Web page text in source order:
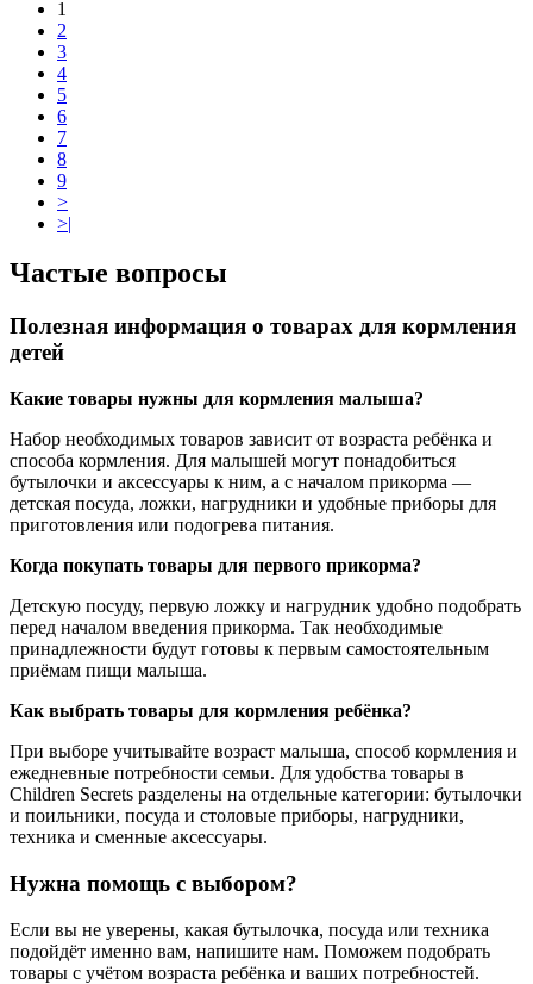
1
2
3
4
5
6
7
8
9
>
>|
Частые вопросы
Полезная информация о товарах для кормления
детей
Какие товары нужны для кормления малыша?
Набор необходимых товаров зависит от возраста ребёнка и
способа кормления. Для малышей могут понадобиться
бутылочки и аксессуары к ним, а с началом прикорма —
детская посуда, ложки, нагрудники и удобные приборы для
приготовления или подогрева питания.
Когда покупать товары для первого прикорма?
Детскую посуду, первую ложку и нагрудник удобно подобрать
перед началом введения прикорма. Так необходимые
принадлежности будут готовы к первым самостоятельным
приёмам пищи малыша.
Как выбрать товары для кормления ребёнка?
При выборе учитывайте возраст малыша, способ кормления и
ежедневные потребности семьи. Для удобства товары в
Children Secrets разделены на отдельные категории: бутылочки
и поильники, посуда и столовые приборы, нагрудники,
техника и сменные аксессуары.
Нужна помощь с выбором?
Если вы не уверены, какая бутылочка, посуда или техника
подойдёт именно вам, напишите нам. Поможем подобрать
товары с учётом возраста ребёнка и ваших потребностей.